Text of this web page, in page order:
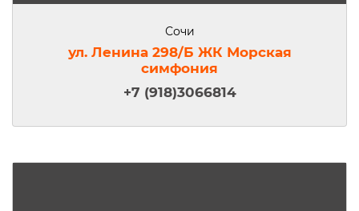
Сочи
ул. Ленина 298/Б ЖК Морская
симфония
+7 (918)3066814